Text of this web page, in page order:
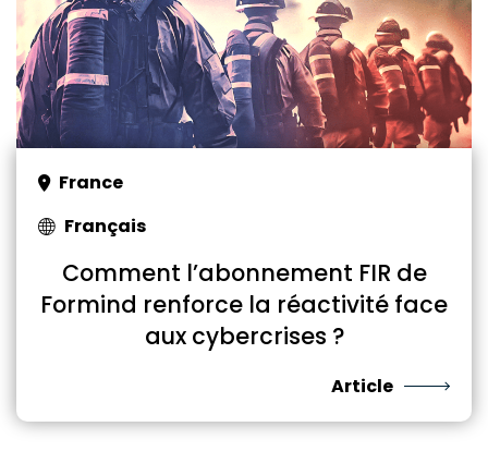
France
Français
Comment l’abonnement FIR de
Formind renforce la réactivité face
aux cybercrises ?
Article